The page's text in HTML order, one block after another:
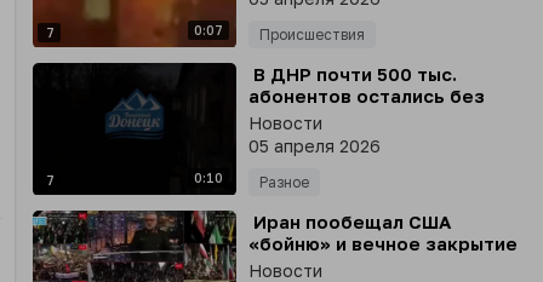
7 0:07
многоэтажке в
Новороссийске
Происшествия
7 0:10
⁣ В ДНР почти 500 тыс.
абонентов остались без
света из-за атаки ВСУ,
сообщил премьер-министр
республики Андрей Чертков
Новости
05 апреля 2026
Разное
⁣ Иран пообещал США
«бойню» и вечное закрытие
Ормузского пролива
Новости